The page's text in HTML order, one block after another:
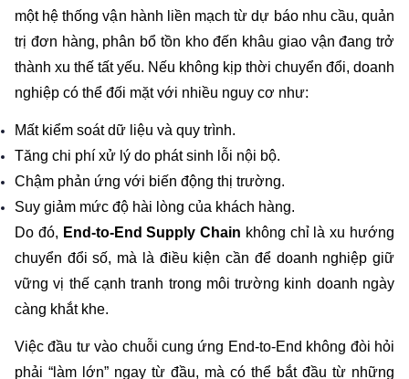
một hệ thống vận hành liền mạch từ dự báo nhu cầu, quản
trị đơn hàng, phân bổ tồn kho đến khâu giao vận đang trở
thành xu thế tất yếu. Nếu không kịp thời chuyển đổi, doanh
nghiệp có thể đối mặt với nhiều nguy cơ như:
Mất kiểm soát dữ liệu và quy trình.
Tăng chi phí xử lý do phát sinh lỗi nội bộ.
Chậm phản ứng với biến động thị trường.
Suy giảm mức độ hài lòng của khách hàng.
Do đó, End-to-End Supply Chain không chỉ là xu hướng
chuyển đổi số, mà là điều kiện cần để doanh nghiệp giữ
vững vị thế cạnh tranh trong môi trường kinh doanh ngày
càng khắt khe.
Việc đầu tư vào chuỗi cung ứng End-to-End không đòi hỏi
phải “làm lớn” ngay từ đầu, mà có thể bắt đầu từ những